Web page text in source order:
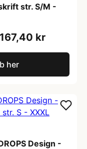
str. S/M -
167,40 kr
her
Design -